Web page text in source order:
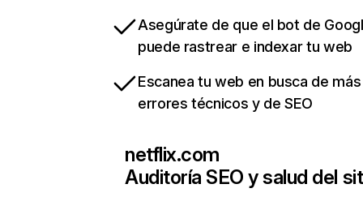
Asegúrate de que el bot de
puede rastrear e indexar tu web
Escanea tu web en busca de
errores técnicos y de SEO
netflix.com
Auditoría SEO y salud del